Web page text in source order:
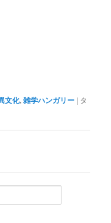
文化,雑学ハンガリー | タ